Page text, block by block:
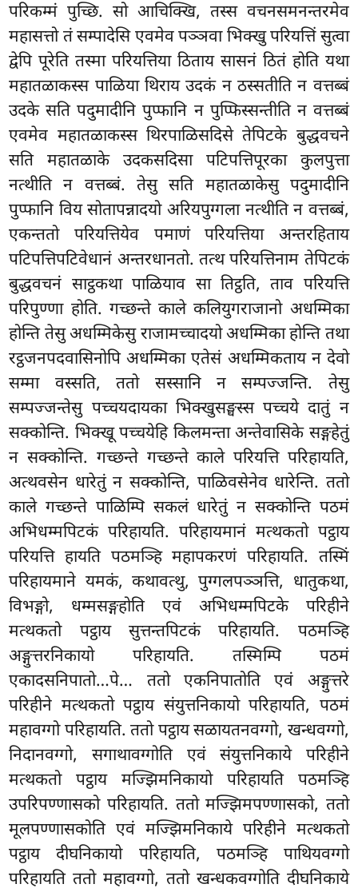
परिकम्मं पुच्छि. सो आचिक्खि, तस्स वचनसमनन्तरमेव
महासत्तो तंसम्पादेसि एवमेव पञ्ञवा भिक्खु परियत्तिं सुत्वा
द्वेपि पूरेति तस्मा परियत्तिया ठिताय सासनं ठितं होति यथा
महातळाकस्स पाळिया थिराय उदकं न ठस्सतीति न वत्तब्बं
उदके सति पदुमादीनि पुप्फानि न पुप्फिस्सन्तीति न वत्तब्बं
एवमेव महातळाकस्स थिरपाळिसदिसे तेपिटके बुद्धवचने
सति महातळाके उदकसदिसा पटिपत्तिपूरका कुलपुत्ता
नत्थीति न वत्तब्बं. तेसु सति महातळाकेसु पदुमादीनि
पुप्फानि विय सोतापन्नादयो अरियपुग्गला नत्थीति न वत्तब्बं,
एकन्ततो परियत्तियेव पमाणं परियत्तिया अन्तरहिताय
पटिपत्तिपटिवेधानं अन्तरधानतो. तत्थ परियत्तिनाम तेपिटकं
बुद्धवचनं साट्ठकथा पाळियाव सा तिट्ठति, ताव परियत्ति
परिपुण्णा होति. गच्छन्ते काले कलियुगराजानो अधम्मिका
होन्ति तेसु अधम्मिकेसु राजामच्चादयो अधम्मिका होन्ति तथा
रट्ठजनपदवासिनोपि अधम्मिका एतेसं अधम्मिकताय न देवो
सम्मा वस्सति, ततो सस्सानि न सम्पज्जन्ति. तेसु
सम्पज्जन्तेसु पच्चयदायका भिक्खुसङ्घस्स पच्चये दातुं न
सक्कोन्ति. भिक्खू पच्चयेहि किलमन्ता अन्तेवासिके सङ्गहेतुं
न सक्कोन्ति. गच्छन्ते गच्छन्ते काले परियत्ति परिहायति,
अत्थवसेन धारेतुं न सक्कोन्ति, पाळिवसेनेव धारेन्ति. ततो
काले गच्छन्ते पाळिम्पि सकलं धारेतुं न सक्कोन्ति पठमं
अभिधम्मपिटकं परिहायति. परिहायमानं मत्थकतो पट्ठाय
परियत्ति हायति पठमञ्हि महापकरणं परिहायति. तस्मिं
परिहायमाने यमकं, कथावत्थु, पुग्गलपञ्ञत्ति, धातुकथा,
विभङ्गो, धम्मसङ्गहोति एवं अभिधम्मपिटके परिहीने
मत्थकतो पट्ठाय सुत्तन्तपिटकं परिहायति. पठमञ्हि
अङ्गुत्तरनिकायो परिहायति. तस्मिम्पि पठमं
एकादसनिपातो…पे… ततो एकनिपातोति एवं अङ्गुत्तरे
परिहीने मत्थकतो पट्ठाय संयुत्तनिकायो परिहायति, पठमं
महावग्गो परिहायति. ततो पट्ठाय सळायतनवग्गो, खन्धवग्गो,
निदानवग्गो, सगाथावग्गोति एवं संयुत्तनिकाये परिहीने
मत्थकतो पट्ठाय मज्झिमनिकायो परिहायति पठमञ्हि
उपरिपण्णासको परिहायति. ततो मज्झिमपण्णासको, ततो
मूलपण्णासकोति एवं मज्झिमनिकाये परिहीने मत्थकतो
पट्ठाय दीघनिकायो परिहायति, पठमञ्हि पाथियवग्गो
परिहायति ततो महावग्गो, ततो खन्धकवग्गोति दीघनिकाये